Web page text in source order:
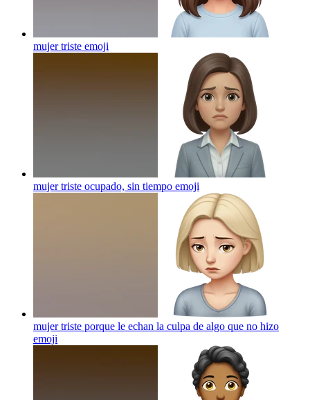
mujer triste emoji
mujer triste ocupado, sin tiempo emoji
mujer triste porque le echan la culpa de algo que no hizo
emoji